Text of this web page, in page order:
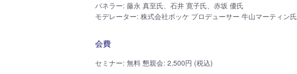
パネラー: 藤永 真至氏、石井 寛子氏、赤坂 優氏
モデレーター: 株式会社ポッケ プロデューサー 牛山マーティン氏
会費
セミナー: 無料 懇親会: 2,500円 (税込)